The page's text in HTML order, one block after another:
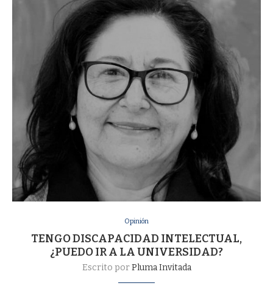
Opinión
TENGO DISCAPACIDAD INTELECTUAL,
¿PUEDO IR A LA UNIVERSIDAD?
Escrito porPluma Invitada